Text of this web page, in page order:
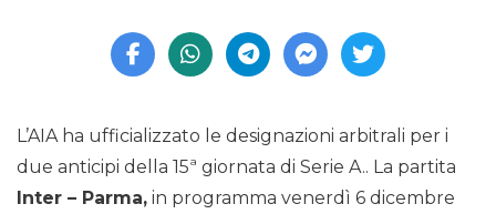
L’AIA ha ufficializzato le designazioni arbitrali per i
due anticipi della 15ª giornata di Serie A.. La partita
Inter – Parma, in programma venerdì 6 dicembre